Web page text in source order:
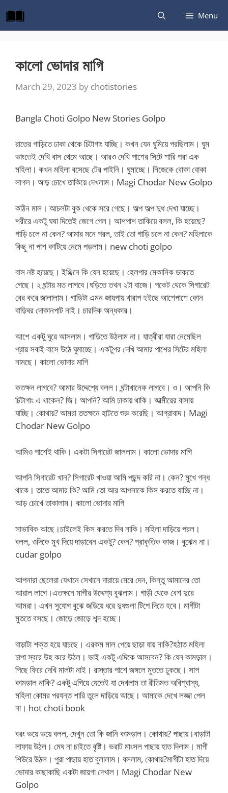
to
content
Menu
কালো ভোদার মাগি
March 29, 2023 by chotistories
Bangla Choti Golpo New Stories Golpo
রাতের গাড়িতে ঢাকা থেকে চিটাগাং যাচ্ছি। কখন যেন ঘুমিয়ে পরছিলাম। ঘুম
ভাংতেই দেখি বাস থেমে আছে। আরও দেখি পাশের সিটে শারি পরা এক
মহিলা। কখন মহিলা বসেছে টের পাইনি। ঘুমাচ্ছে। নিজেকে বোকা বোকা
লাগল। আড় চোখে তাকিয়ে দেখলাম। Magi Chodar New Golpo
কঠিন মাল। আচলটা বুক থেকে সরে গেছে। অল্প অল্প দুধ দেখা যাচ্ছে।
শরীরে একটু ঘষা দিতেই জেগে গেল। আশপাশ তাকিয়ে বলল, কি হয়েছে?
গাড়ি চলে না কেন? আমার মনে পরল, তাই তো গাড়ি চলে না কেন? মহিলাকে
কিছু না পাশ কাটিয়ে নেমে পড়লাম। new choti golpo
বাস নষ্ট হয়েছে। ইঞ্জিনে কি যেন হয়েছে। হেলপার মেকানিক ডাকতে
গেছে। ২ ঘন্টার মত লাগবে।ঘড়িতে তখন ২টা বাজে। পকেট থেকে সিগারেট
বের করে জালালাম। গাড়িটা এমন জায়গায় খারাপ হইছে আশেপাশে কোন
বাড়িঘর দোকানপাট নাই। চারদিক অন্ধকার।
আশে একটু ঘুরে আসলাম। গাড়িতে উঠলাম না। যাত্রীরা যারা নেমেছিল
প্রায় সবাই বাসে উঠে ঘুমাচ্ছে। একটুপর দেখি আমার পাশের সিটের মহিলা
নামছে। কালো ভোদার মাগি
কতক্ষন লাগবে? আমার উদ্দেশ্যে বলল। ঘন্টাখানেক লাগবে। ও। আপনি কি
চিটাগাং এ থাকেন? জি। আপনি? আমি ঢাকায় থাকি। আত্মীয়ের বাসায়
যাচ্ছি। কোথায়? আমরা ততক্ষনে হাটতে শুরু করেছি। আগ্রাবাদ। Magi
Chodar New Golpo
আমিও পাশেই থাকি। একটা সিগারেট জাললাম। কালো ভোদার মাগি
আপনি সিগারেট খান? সিগারেট খাওয়া আমি পছন্দ করি না। কেন? মুখে গন্ধ
থাকে। তাতে আমার কি? আমি তো আর আপনাকে কিস করতে যাচ্ছি না।
আড় চোখে তাকালাম। কালো ভোদার মাগি
সাভাবিক আছে।চাইলেই কিস করতে দিব নাকি। মহিলা দাড়িয়ে পরল।
বলল, ওদিকে মুখ দিয়ে দাড়াবেন একটু? কেন? প্রাকৃতিক কাজ। বুঝেন না।
cudar golpo
আপনারা ছেলেরা যেখানে সেখানে দারায়ে মেরে দেন, কিন্তু আমাদের তো
আরাল লাগে।এতক্ষনে মাগীর উদ্দেশ্য বুঝলাম। গাড়ী থেকে বেশ দুরে
আমরা। এখন সুযোগ বুঝে জড়িয়ে ধরে দুধগুলা টিপে দিতে হবে। মাগীটা
মুততে বসছে। জোড়ে জোড়ে শব্দ হচ্ছে।
বাড়াটা শক্ত হয়ে যাচছে। এরকম মাল পেয়ে ছাড়া যায় নাকি?হঠাত মহিলা
চাপা স্বরে উহ করে উঠল। ভাই একটু এদিকে আসবেন? কি যেন কামড়াল।
পিছে ফিরে দেখি মালটা নাই। রাস্তার পাশে জঙ্গলে মুততে ঢুকছে। সাপ
কামড়াল নাকি? একটু এগিয়ে যেতেই যা দেখলাম তা রীতিমত অবিশ্বাস্য,
মহিলা কোমর পরযন্ত শারি তুলে দাড়িয়ে আছে। আমাকে দেখে লজ্জা পেল
না। hot choti book
বরং ভয়ে ভয়ে বলল, দেখুন তো কি জানি কামড়াল। কোথায়? পাছায়।বাড়াটা
লাফায় উঠল। মেঘ না চাইতে বৃষ্টি। ভরাট মাংসল পাছায় হাত দিলাম। মাগী
শিউরে উঠল। পুরা পাছায় হাত বুলালাম। বললাম, কোথায়?মাগীটা হাত দিয়ে
ভোদার কাছাকাছি একটা জায়গা দেখাল। Magi Chodar New
Golpo